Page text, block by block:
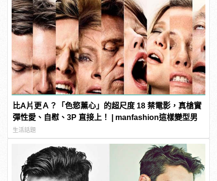
比A片更Ａ？「色慾薰心」的超尺度 18 禁電影，真槍實
彈性愛、自慰、3P 直接上！ | manfashion這樣變型男
生活話題